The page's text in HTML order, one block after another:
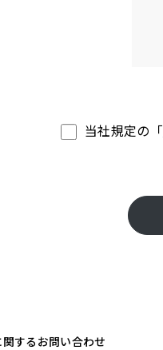
当社規定の「
するお問い合わせ